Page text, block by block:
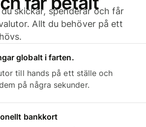
skickar, spenderar och får
Allt du behöver på ett
globalt i farten.
till hands på ett ställe och
på några sekunder.
bankkort